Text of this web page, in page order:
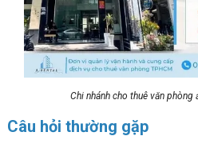
Chi nhánh cho thuê văn
Câu hỏi thường gặp